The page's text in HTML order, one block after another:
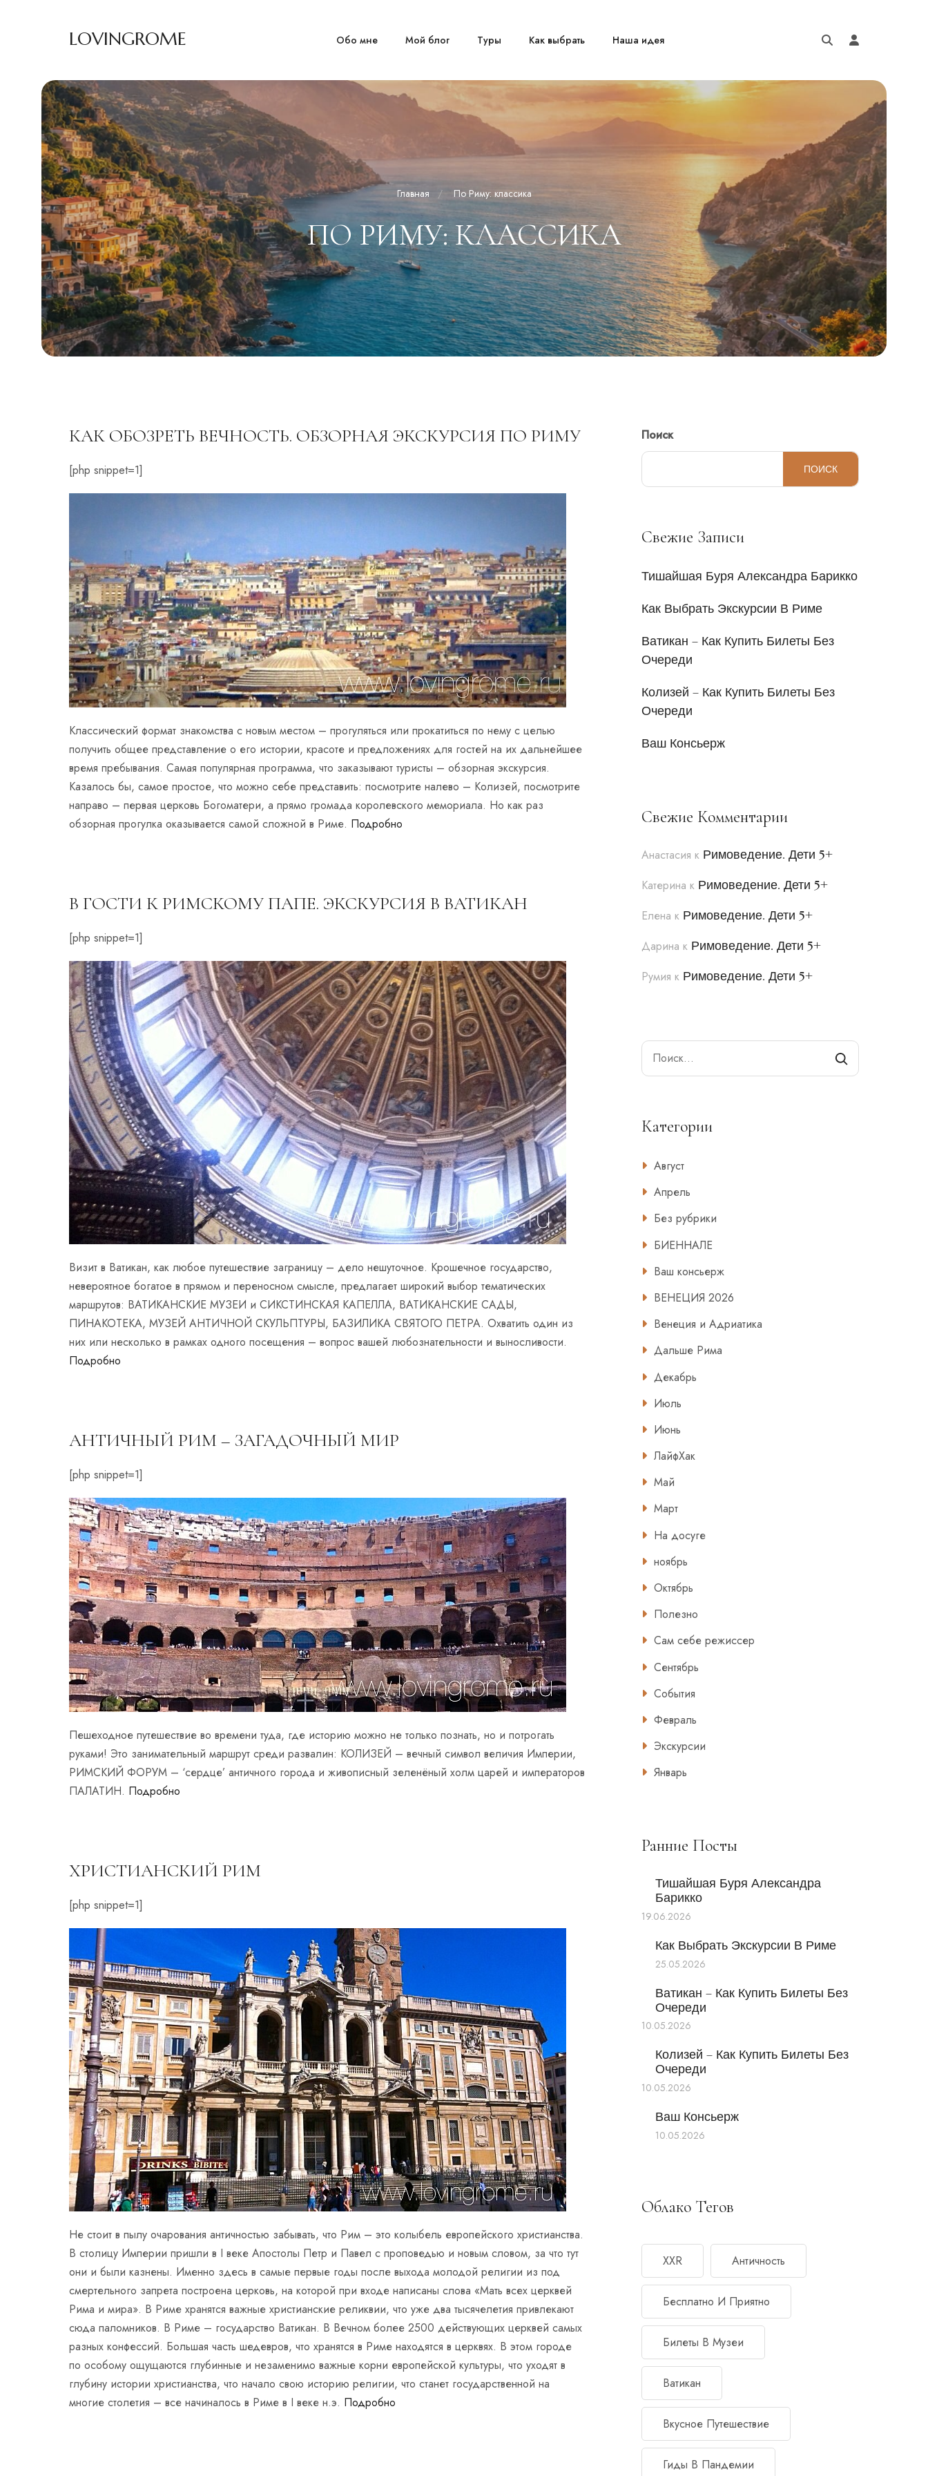
LOVINGROME Обо мне Мой блог Туры Как выбрать Наша идея
Главная По Риму: классика
ПО РИМУ: КЛАССИКА
КАК ОБОЗРЕТЬ ВЕЧНОСТЬ. ОБЗОРНАЯ ЭКСКУРСИЯ ПО РИМУ
[php snippet=1]
Классический формат знакомства с новым местом – прогуляться или прокатиться по нему с целью
получить общее представление о его истории, красоте и предложениях для гостей на их дальнейшее
время пребывания. Самая популярная программа, что заказывают туристы – обзорная экскурсия.
Казалось бы, самое простое, что можно себе представить: посмотрите налево – Колизей, посмотрите
направо – первая церковь Богоматери, а прямо громада королевского мемориала. Но как раз
обзорная прогулка оказывается самой сложной в Риме. Подробно
В ГОСТИ К РИМСКОМУ ПАПЕ. ЭКСКУРСИЯ В ВАТИКАН
[php snippet=1]
Визит в Ватикан, как любое путешествие заграницу – дело нешуточное. Крошечное государство,
невероятное богатое в прямом и переносном смысле, предлагает широкий выбор тематических
маршрутов: ВАТИКАНСКИЕ МУЗЕИ и СИКСТИНСКАЯ КАПЕЛЛА, ВАТИКАНСКИЕ САДЫ,
ПИНАКОТЕКА, МУЗЕЙ АНТИЧНОЙ СКУЛЬПТУРЫ, БАЗИЛИКА СВЯТОГО ПЕТРА. Охватить один из
них или несколько в рамках одного посещения – вопрос вашей любознательности и выносливости.
Подробно
АНТИЧНЫЙ РИМ – ЗАГАДОЧНЫЙ МИР
[php snippet=1]
Пешеходное путешествие во времени туда, где историю можно не только познать, но и потрогать
руками! Это занимательный маршрут среди развалин: КОЛИЗЕЙ – вечный символ величия Империи,
РИМСКИЙ ФОРУМ – ‘сердце’ античного города и живописный зеленёный холм царей и императоров
ПАЛАТИН. Подробно
ХРИСТИАНСКИЙ РИМ
[php snippet=1]
Не стоит в пылу очарования античностью забывать, что Рим – это колыбель европейского христианства.
В столицу Империи пришли в I веке Апостолы Петр и Павел с проповедью и новым словом, за что тут
они и были казнены. Именно здесь в самые первые годы после выхода молодой религии из под
смертельного запрета построена церковь, на которой при входе написаны слова «Мать всех церквей
Рима и мира». В Риме хранятся важные христианские реликвии, что уже два тысячелетия привлекают
сюда паломников. В Риме – государство Ватикан. В Вечном более 2500 действующих церквей самых
разных конфессий. Большая часть шедевров, что хранятся в Риме находятся в церквях. В этом городе
по особому ощущаются глубинные и незаменимо важные корни европейской культуры, что уходят в
глубину истории христианства, что начало свою историю религии, что станет государственной на
многие столетия – все начиналось в Риме в I веке н.э. Подробно
Поиск
ПОИСК
Свежие Записи
Тишайшая Буря Александра Барикко
Как Выбрать Экскурсии В Риме
Ватикан – Как Купить Билеты Без
Очереди
Колизей – Как Купить Билеты Без
Очереди
Ваш Консьерж
Свежие Комментарии
Анастасия к Римоведение. Дети 5+
Катерина к Римоведение. Дети 5+
Елена к Римоведение. Дети 5+
Дарина к Римоведение. Дети 5+
Румия к Римоведение. Дети 5+
Search
Категории
Август
Апрель
Без рубрики
БИЕННАЛЕ
Ваш консьерж
ВЕНЕЦИЯ 2026
Венеция и Адриатика
Дальше Рима
Декабрь
Июль
Июнь
ЛайфХак
Май
Март
На досуге
ноябрь
Октябрь
Полезно
Сам себе режиссер
Сентябрь
События
Февраль
Экскурсии
Январь
Ранние Посты
Тишайшая Буря Александра
Барикко
19.06.2026
Как Выбрать Экскурсии В Риме
25.05.2026
Ватикан – Как Купить Билеты Без
Очереди
10.05.2026
Колизей – Как Купить Билеты Без
Очереди
10.05.2026
Ваш Консьерж
10.05.2026
Облако Тегов
XXR Античность
Бесплатно И Приятно
Билеты В Музеи
Ватикан
Вкусное Путешествие
Гиды В Пандемии